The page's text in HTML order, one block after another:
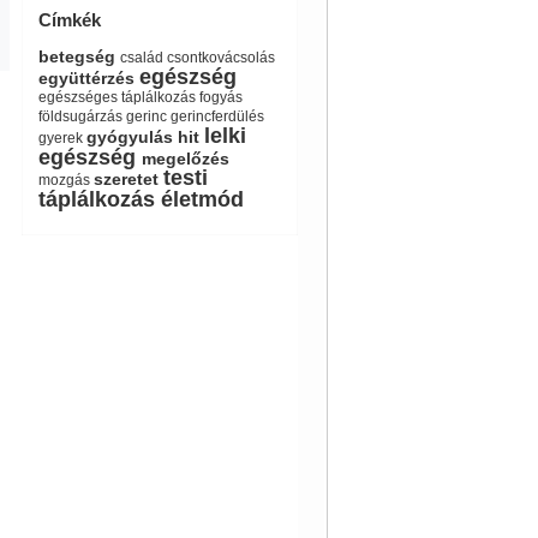
Címkék
betegség család csontkovácsolás
együttérzés egészség
egészséges táplálkozás fogyás
földsugárzás gerinc gerincferdülés
gyerek gyógyulás hit lelki
egészség megelőzés
mozgás szeretet testi
táplálkozás életmód